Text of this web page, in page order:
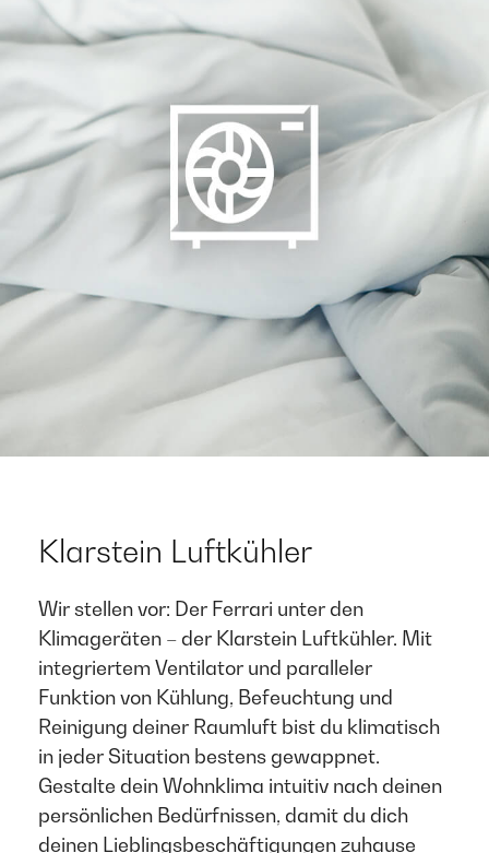
Klarstein Luftkühler
Wir stellen vor: Der Ferrari unter den
Klimageräten – der Klarstein Luftkühler. Mit
integriertem Ventilator und paralleler
Funktion von Kühlung, Befeuchtung und
Reinigung deiner Raumluft bist du klimatisch
in jeder Situation bestens gewappnet.
Gestalte dein Wohnklima intuitiv nach deinen
persönlichen Bedürfnissen, damit du dich
deinen Lieblingsbeschäftigungen zuhause